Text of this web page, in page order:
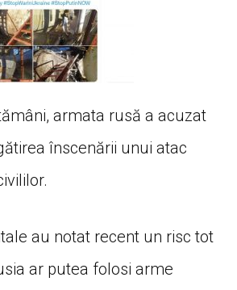
armata rusă a acuzat
înscenării unui atac
au notat recent un risc tot
ar putea folosi arme